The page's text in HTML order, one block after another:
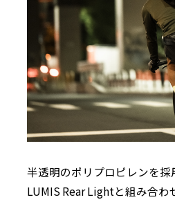
半透明のポリプロピレンを採
LUMIS Rear Lightと組み合わ